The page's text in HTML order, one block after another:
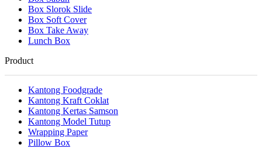
Box Slorok Slide
Box Soft Cover
Box Take Away
Lunch Box
Product
Kantong Foodgrade
Kantong Kraft Coklat
Kantong Kertas Samson
Kantong Model Tutup
Wrapping Paper
Pillow Box